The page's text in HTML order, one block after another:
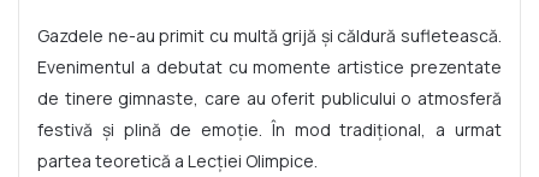
Gazdele ne-au primit cu multă grijă și căldură sufletească.
Evenimentul a debutat cu momente artistice prezentate
de tinere gimnaste, care au oferit publicului o atmosferă
festivă și plină de emoție. În mod tradițional, a urmat
partea teoretică a Lecției Olimpice.